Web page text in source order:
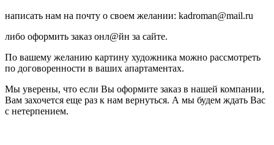
написать нам на почту о своем желании: kadroman@mail.ru
либо оформить заказ онл@йн за сайте.
По вашему желанию картину художника можно рассмотреть
по договоренности в ваших апартаментах.
Мы уверены, что если Вы оформите заказ в нашей компании,
Вам захочется еще раз к нам вернуться. А мы будем ждать Вас
с нетерпением.